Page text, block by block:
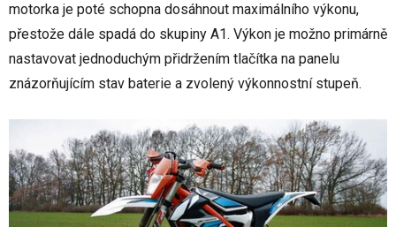
motorka je poté schopna dosáhnout maximálního výkonu,
přestože dále spadá do skupiny A1. Výkon je možno primárně
nastavovat jednoduchým přidržením tlačítka na panelu
znázorňujícím stav baterie a zvolený výkonnostní stupeň.